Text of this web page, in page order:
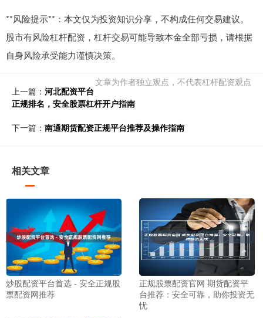
**风险提示**：本文仅为投资知识分享，不构成任何交易建议。
股市有风险杠杆配资，杠杆交易可能导致本金全部亏损，请根据
自身风险承受能力谨慎决策。
文章为作者独立观点，不代表杠杆配资观点
上一篇： 河北配资平台
正规排名，安全股票杠杆开户指南
下一篇： 南通期货配资正规平台推荐及操作指南
相关文章
炒股配资平台首选 - 安全正规股
票配资网推荐
正规股票配资官网 期货配资平
台推荐：安全可靠，助你投资无
忧